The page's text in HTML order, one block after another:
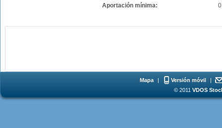
Aportación mínima:
Mapa | Versión móvil
|
© 2011 VDOS